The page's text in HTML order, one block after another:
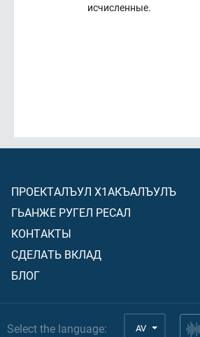
исчисленные.
ПРОЕКТАЛЪУЛ Х1АКЪАЛЪУЛЪ
ГЬАНЖЕ РУГЕЛ РЕСАЛ
КОНТАКТЫ
СДЕЛАТЬ ВКЛАД
БЛОГ
Select the language: AV